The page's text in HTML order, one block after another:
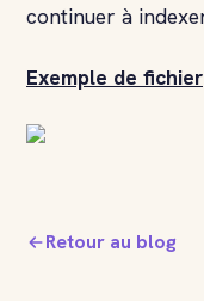
continuer à
Exemple de fichier
Retour au blog